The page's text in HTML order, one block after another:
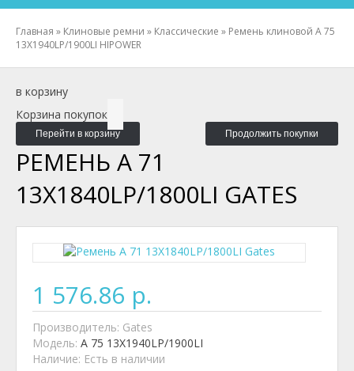
Главная » Клиновые ремни » Классические » Ремень клиновой A 75
13X1940LP/1900LI HIPOWER
в корзину
Корзина покупок
Перейти в корзину Продолжить покупки
РЕМЕНЬ A 71
13X1840LP/1800LI GATES
1 576.86 р.
Производитель: Gates
Модель: A 75 13X1940LP/1900LI
Наличие: Есть в наличии